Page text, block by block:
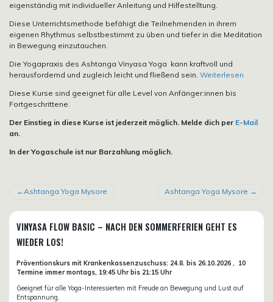
eigenständig mit individueller Anleitung und Hilfestelltung.
Diese Unterrichtsmethode befähigt die Teilnehmenden in ihrem
eigenen Rhythmus selbstbestimmt zu üben und tiefer in die Meditation
in Bewegung einzutauchen.
Die Yogapraxis des Ashtanga Vinyasa Yoga kann kraftvoll und
herausfordernd und zugleich leicht und fließend sein. Weiterlesen
Diese Kurse sind geeignet für alle Level von Anfänger:innen bis
Fortgeschrittene.
Der Einstieg in diese Kurse ist jederzeit möglich. Melde dich per E-Mail
an.
In der Yogaschule ist nur Barzahlung möglich.
BEITRAGSNAVIGATION
Ashtanga Yoga Mysore Ashtanga Yoga Mysore
VINYASA FLOW BASIC – NACH DEN SOMMERFERIEN GEHT ES
WIEDER LOS!
Präventionskurs mit Krankenkassenzuschuss: 24.8. bis 26.10.2026 , 10
Termine immer montags, 19:45 Uhr bis 21:15 Uhr
Geeignet für alle Yoga-Interessierten mit Freude an Bewegung und Lust auf
Entspannung.